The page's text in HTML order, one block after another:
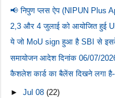
📢 निपुण प्लस ऐप (NIPUN Plus
2,3 और 4 जुलाई को आयोजित हुई
ये जो MoU sign हुआ है SBI से
समायोजन आदेश दिनांक 06/07/
कैशलेश कार्ड का बैलेंस दिखने लगा
►Jul 08(22)